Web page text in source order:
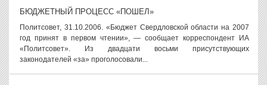
БЮДЖЕТНЫЙ ПРОЦЕСС «ПОШЕЛ»
Политсовет, 31.10.2006. «Бюджет Свердловской области на 2007
год принят в первом чтении», — сообщает корреспондент ИА
«Политсовет». Из двадцати восьми присутствующих
законодателей «за» проголосовали...